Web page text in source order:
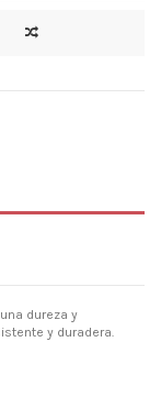
dureza y
y duradera.